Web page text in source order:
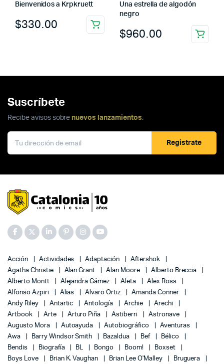
Bienvenidos a Krpkruett
$330.00
Una estrella de algodón
negro
$960.00
Suscríbete
Recibe avisos sobre nuevos lanzamientos.
Registrate
Acción Actividades Adaptación
Aftershok
Agatha Christie
Alan Grant Alan Moore
Alberto Breccia
Alberto Montt
Alejandra Gámez Aleta
Alex Ross
Alfonso Azpiri
Alias Alvaro Ortiz
Amanda Conner
Andy Riley
Antartic Antología Archie
Arechi
Artbook
Arte Arturo Piña Astiberri
Astronave
Augusto Mora
Autoayuda Autobiográfico
Aventuras
Awa
Barry Windsor Smith Bazaldua Bef
Bélico
Bendis
Biografía BL Bongo Boom!
Boxset
Boys Love
Brian K. Vaughan Brian Lee O'Malley
Bruguera